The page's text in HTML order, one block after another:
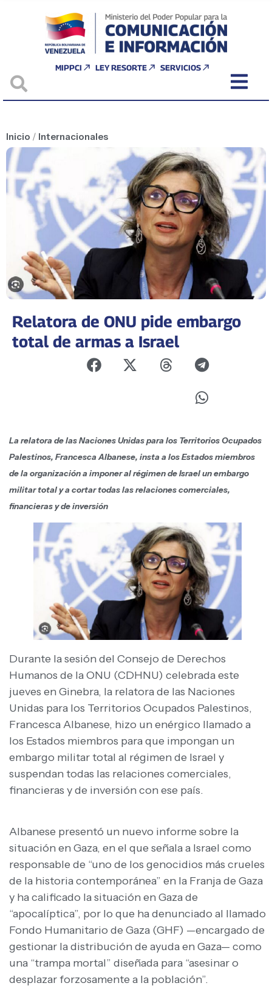
MIPPCI LEY RESORTE SERVICIOS
Inicio / Internacionales
Relatora de ONU pide embargo
total de armas a Israel
La relatora de las Naciones Unidas para los Territorios Ocupados
Palestinos, Francesca Albanese, insta a los Estados miembros
de la organización a imponer al régimen de Israel un embargo
militar total y a cortar todas las relaciones comerciales,
financieras y de inversión
Durante la sesión del Consejo de Derechos
Humanos de la ONU (CDHNU) celebrada este
jueves en Ginebra, la relatora de las Naciones
Unidas para los Territorios Ocupados Palestinos,
Francesca Albanese, hizo un enérgico llamado a
los Estados miembros para que impongan un
embargo militar total al régimen de Israel y
suspendan todas las relaciones comerciales,
financieras y de inversión con ese país.
Albanese presentó un nuevo informe sobre la
situación en Gaza, en el que señala a Israel como
responsable de “uno de los genocidios más crueles
de la historia contemporánea” en la Franja de Gaza
y ha calificado la situación en Gaza de
“apocalíptica”, por lo que ha denunciado al llamado
Fondo Humanitario de Gaza (GHF) —encargado de
gestionar la distribución de ayuda en Gaza— como
una “trampa mortal” diseñada para “asesinar o
desplazar forzosamente a la población”.